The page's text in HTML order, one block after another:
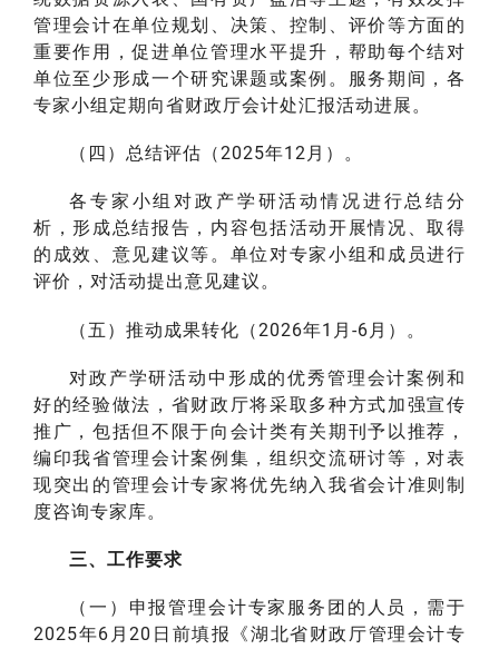
管理会计在单位规划、决策、控制、评价等方面的
重要作用，促进单位管理水平提升，帮助每个结对
单位至少形成一个研究课题或案例。服务期间，各
专家小组定期向省财政厅会计处汇报活动进展。
（四）总结评估（2025年12月）。
各专家小组对政产学研活动情况进行总结分
析，形成总结报告，内容包括活动开展情况、取得
的成效、意见建议等。单位对专家小组和成员进行
评价，对活动提出意见建议。
（五）推动成果转化（2026年1月-6月）。
对政产学研活动中形成的优秀管理会计案例和
好的经验做法，省财政厅将采取多种方式加强宣传
推广，包括但不限于向会计类有关期刊予以推荐，
编印我省管理会计案例集，组织交流研讨等，对表
现突出的管理会计专家将优先纳入我省会计准则制
度咨询专家库。
三、工作要求
（一）申报管理会计专家服务团的人员，需于
2025年6月20日前填报《湖北省财政厅管理会计专